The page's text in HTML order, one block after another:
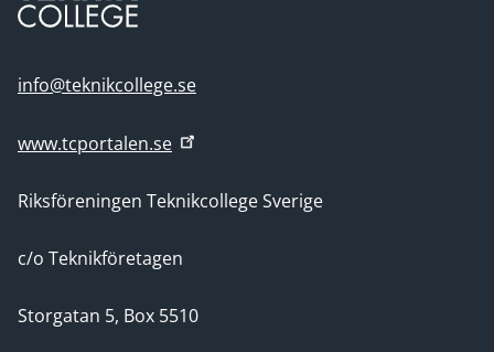
info@teknikcollege.se
www.tcportalen.se
Riksföreningen Teknikcollege Sverige
c/o Teknikföretagen
Storgatan 5, Box 5510